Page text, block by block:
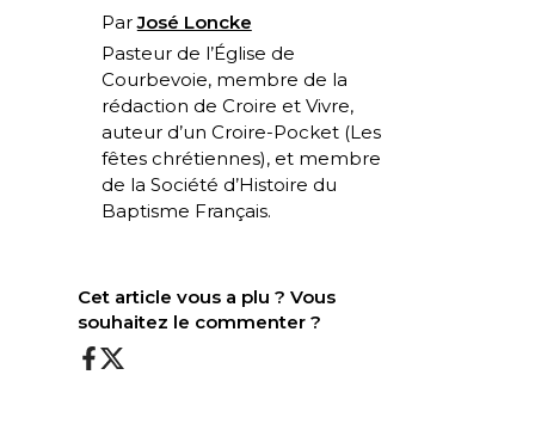
ParJosé Loncke
Pasteur de l’Église de
Courbevoie, membre de la
rédaction de Croire et Vivre,
auteur d’un Croire-Pocket (Les
fêtes chrétiennes), et membre
de la Société d’Histoire du
Baptisme Français.
Cet article vous a plu ? Vous
souhaitez le commenter ?